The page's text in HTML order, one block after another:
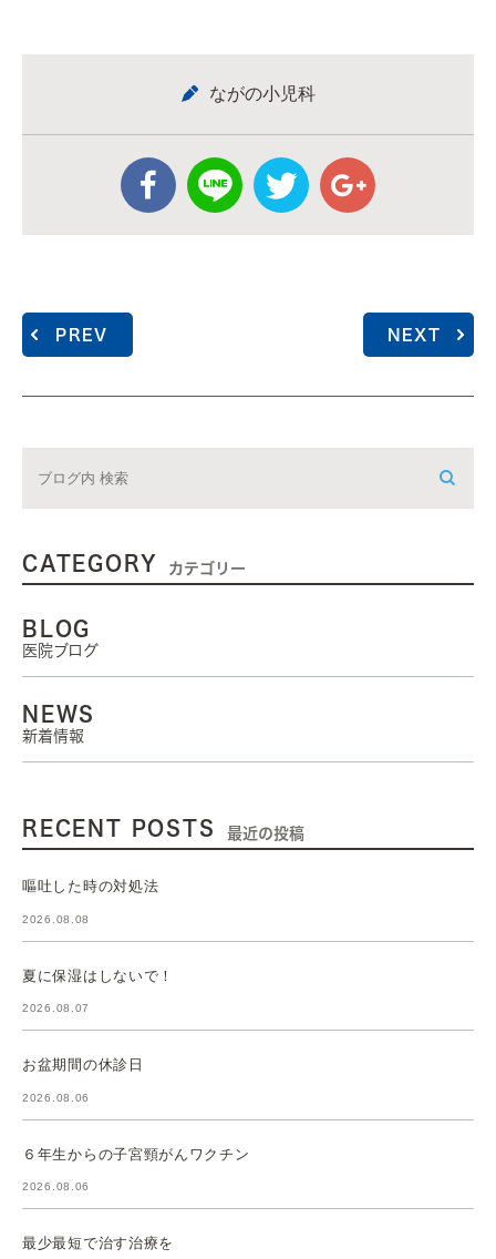
ながの小児科
PREV NEXT
CATEGORY カテゴリー
BLOG
医院ブログ
NEWS
新着情報
RECENT POSTS 最近の投稿
嘔吐した時の対処法
2026.08.08
夏に保湿はしないで！
2026.08.07
お盆期間の休診日
2026.08.06
６年生からの子宮頸がんワクチン
2026.08.06
最少最短で治す治療を